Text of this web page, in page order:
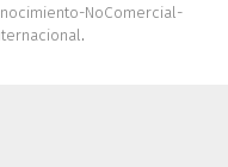
NoComercial-
.